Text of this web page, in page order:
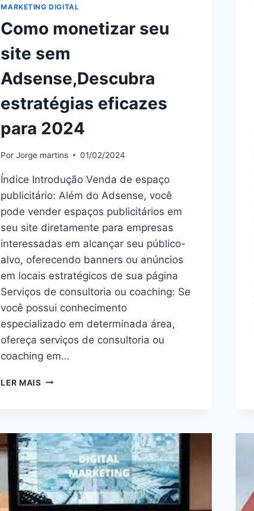
MARKETING DIGITAL
Como monetizar seu
site sem
Adsense,Descubra
estratégias eficazes
para 2024
Por Jorge martins 01/02/2024
Índice Introdução Venda de espaço
publicitário: Além do Adsense, você
pode vender espaços publicitários em
seu site diretamente para empresas
interessadas em alcançar seu público-
alvo, oferecendo banners ou anúncios
em locais estratégicos de sua página
Serviços de consultoria ou coaching: Se
você possui conhecimento
especializado em determinada área,
ofereça serviços de consultoria ou
coaching em…
LER MAIS COMO
ADSENSE,DESCUBRA
ESTRATÉGIAS
EFICAZES
PARA
2024